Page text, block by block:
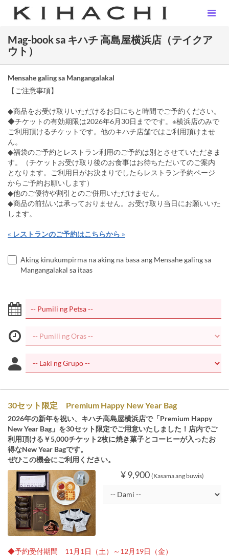
Mag-book sa キハチ 高島屋横浜店（テイクア
ウト）
Mensahe galing sa Mangangalakal
【ご注意事項】
◆商品をお受け取りいただけるお日にちと時間でご予約ください。
◆チケットの有効期限は2026年6月30日までです。※横浜店のみで
ご利用頂けるチケットです。他のキハチ店舗ではご利用頂けませ
ん。
◆福袋のご予約とレストラン利用のご予約は別とさせていただきま
す。（チケットお受け取り後のお食事はお待ちただいてのご案内
となります。ご利用日がお決まりでしたらレストラン予約ページ
からご予約お願いします）
◆他のご優待や割引とのご併用いただけません。
◆商品の前払いは承っておりません。お受け取り当日にお願いいた
します。
« レストランのご予約はこちらから »
Aking kinukumpirma na aking na basa ang Mensahe galing sa
Mangangalakal sa itaas
30セット限定 Premium Happy New Year Bag
2026年の新年を祝い、キハチ高島屋横浜店で「Premium Happy
New Year Bag」を30セット限定でご用意いたしました！店内でご
利用頂ける￥5,000チケット2枚に焼き菓子とコーヒーが入ったお
得なNew Year Bagです。
ぜひこの機会にご利用ください。
¥ 9,900 (Kasama ang buwis)
◆予約受付期間 11月1日（土）～12月19日（金）